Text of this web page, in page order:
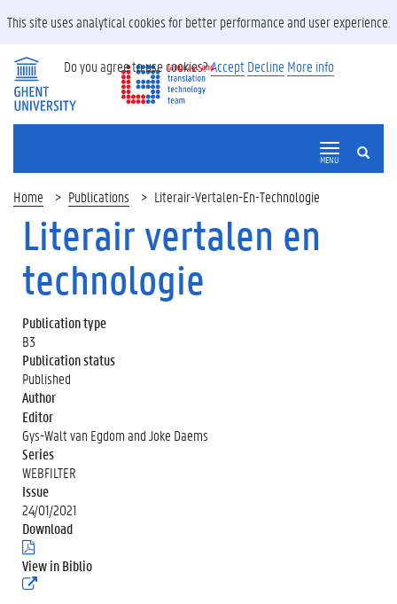
SEARCH
MENU
Home Publications Literair-Vertalen-En-Technologie
Literair vertalen en
technologie
Publication type
B3
Publication status
Published
Author
Editor
Gys-Walt van Egdom and Joke Daems
Series
WEBFILTER
Issue
24/01/2021
Download
(
.
p
View in Biblio
(
This site uses analytical cookies for better performance and user experience.
Do you agree to use cookies?Accept Decline More info